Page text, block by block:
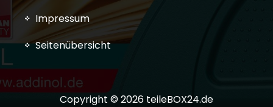
Impressum
Seitenübersicht
Copyright © 2026 teileBOX24.de